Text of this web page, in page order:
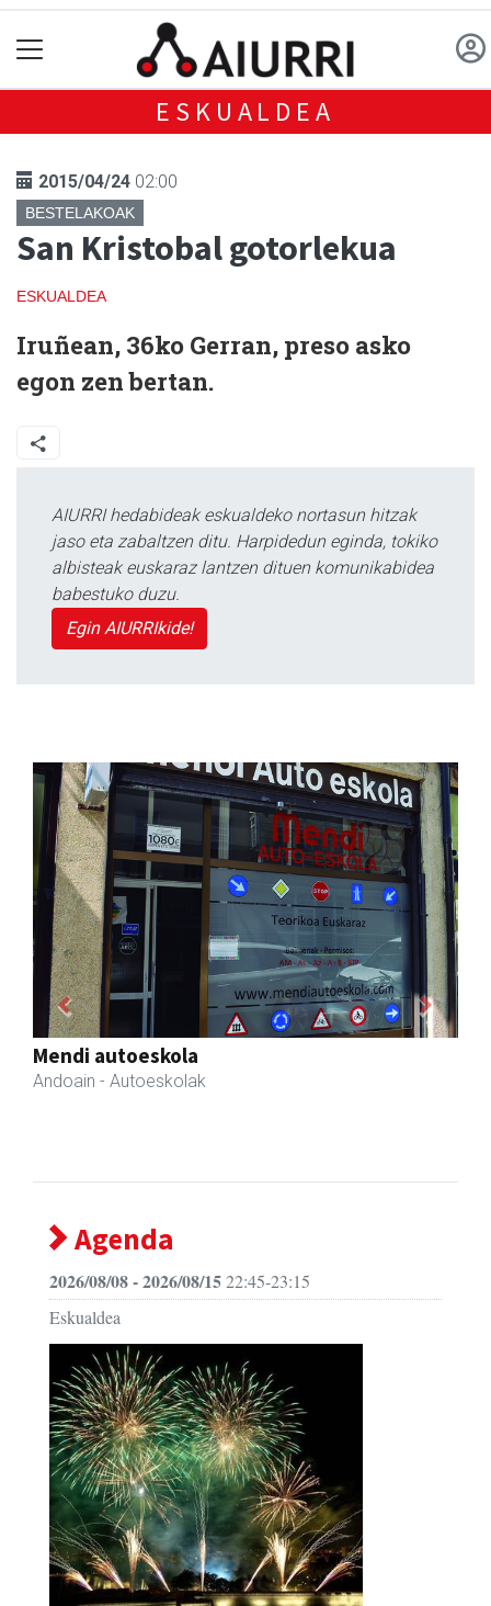
ESKUALDEA
2015/04/24 02:00
BESTELAKOAK
San Kristobal gotorlekua
ESKUALDEA
Iruñean, 36ko Gerran, preso asko
egon zen bertan.
AIURRI hedabideak eskualdeko nortasun hitzak
jaso eta zabaltzen ditu. Harpidedun eginda, tokiko
albisteak euskaraz lantzen dituen komunikabidea
babestuko duzu.
Egin AIURRIkide!
Amane
Amasa-Villabona - Arropa-dendak
Previous Next
Agenda
2026/08/08 - 2026/08/1522:45-23:15
Eskualdea